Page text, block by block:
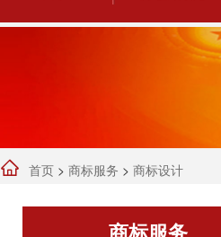
首页 > 商标服务 > 商标设计